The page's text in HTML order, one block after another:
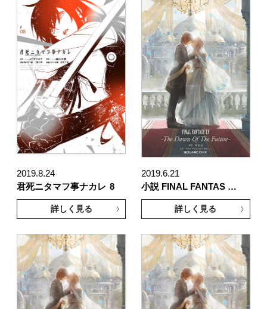
2019.8.24
君死ニタマフ事ナカレ 8
詳しく見る
2019.6.21
小説 FINAL FANTAS …
詳しく見る